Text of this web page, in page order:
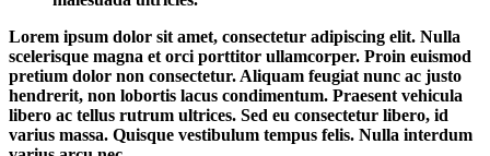
Lorem ipsum dolor sit amet, consectetur adipiscing elit. Nulla
scelerisque magna et orci porttitor ullamcorper. Proin euismod
pretium dolor non consectetur. Aliquam feugiat nunc ac justo
hendrerit, non lobortis lacus condimentum. Praesent vehicula
libero ac tellus rutrum ultrices. Sed eu consectetur libero, id
varius massa. Quisque vestibulum tempus felis. Nulla interdum